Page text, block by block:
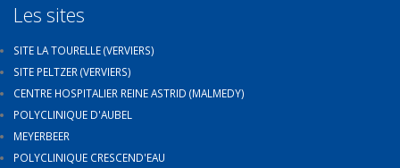
Les sites
SITE LA TOURELLE (VERVIERS)
SITE PELTZER (VERVIERS)
CENTRE HOSPITALIER REINE ASTRID (MALMEDY)
POLYCLINIQUE D'AUBEL
MEYERBEER
POLYCLINIQUE CRESCEND'EAU